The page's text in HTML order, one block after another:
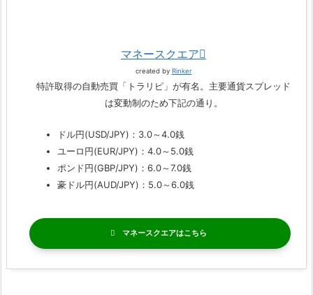
マネースクエア
created by Rinker
特許取得の自動売買「トラリピ」が有名。主要通貨スプレッド
は変動制のため下記の通り。
ドル円(USD/JPY)：3.0～4.0銭
ユーロ円(EUR/JPY)：4.0～5.0銭
ポンド円(GBP/JPY)：6.0～7.0銭
豪ドル円(AUD/JPY)：5.0～6.0銭
マネースクエア